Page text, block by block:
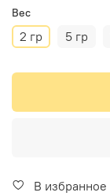
Вес
2 гр 5 гр
В избранное